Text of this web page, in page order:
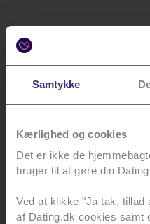
Samtykke
Kærlighed og cookies
Det er ikke de
bruger til at gøre din
Ved at klikke "Ja tak, tillad
af Dating.dk cookies samt
Bliv klogere på
nyhedsbrev og være
events, inspiration,